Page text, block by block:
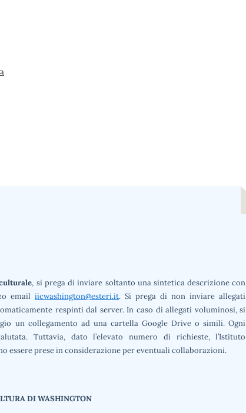
, si prega di inviare soltanto una sintetica descrizione con
emailiicwashington@esteri.it. Si prega di non inviare allegati
respinti dal server. In caso di allegati voluminosi, si
un collegamento ad una cartella Google Drive o simili. Ogni
Tuttavia, dato l’elevato numero di richieste, l’Istituto
essere prese in considerazione per eventuali collaborazioni.
DI WASHINGTON